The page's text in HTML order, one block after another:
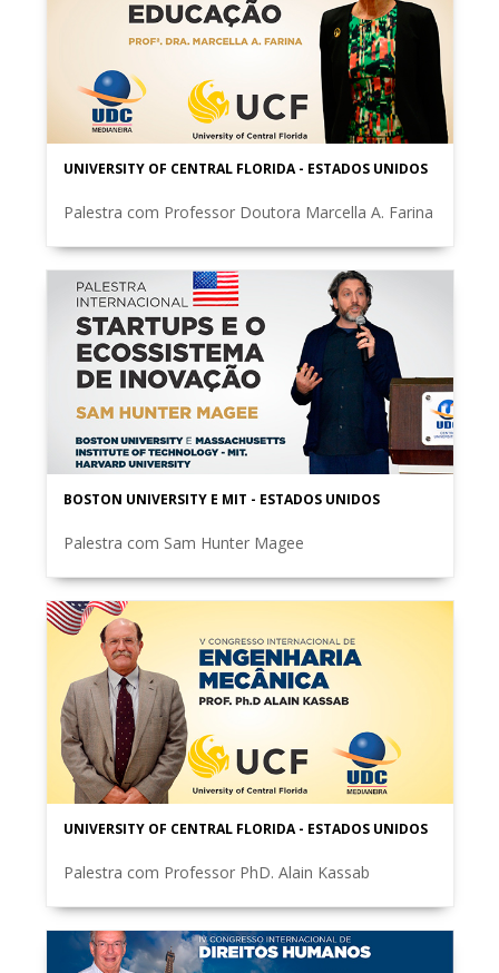
UNIVERSITY OF CENTRAL FLORIDA - ESTADOS UNIDOS
Palestra com Professor Doutora Marcella A. Farina
BOSTON UNIVERSITY E MIT - ESTADOS UNIDOS
Palestra com Sam Hunter Magee
UNIVERSITY OF CENTRAL FLORIDA - ESTADOS UNIDOS
Palestra com Professor PhD. Alain Kassab